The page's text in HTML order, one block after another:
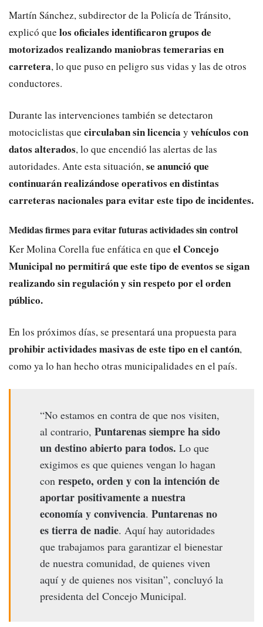
Martín Sánchez, subdirector de la Policía de Tránsito,
explicó que los oficiales identificaron grupos de
motorizados realizando maniobras temerarias en
carretera, lo que puso en peligro sus vidas y las de otros
conductores.
Durante las intervenciones también se detectaron
motociclistas que circulaban sin licencia y vehículos con
datos alterados, lo que encendió las alertas de las
autoridades. Ante esta situación,se anunció que
continuarán realizándose operativos en distintas
carreteras nacionales para evitar este tipo de incidentes.
Medidas firmes para evitar futuras actividades sin control
Ker Molina Corella fue enfática en que el Concejo
Municipal no permitirá que este tipo de eventos se sigan
realizando sin regulación y sin respeto por el orden
público.
En los próximos días, se presentará una propuesta para
prohibir actividades masivas de este tipo en el cantón,
como ya lo han hecho otras municipalidades en el país.
“No estamos en contra de que nos visiten,
al contrario, Puntarenas siempre ha sido
un destino abierto para todos. Lo que
exigimos es que quienes vengan lo hagan
con respeto, orden y con la intención de
aportar positivamente a nuestra
economía y convivencia. Puntarenas no
es tierra de nadie. Aquí hay autoridades
que trabajamos para garantizar el bienestar
de nuestra comunidad, de quienes viven
aquí y de quienes nos visitan”, concluyó la
presidenta del Concejo Municipal.